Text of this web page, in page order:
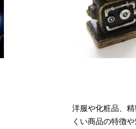
洋服や化粧品、
くい商品の特徴